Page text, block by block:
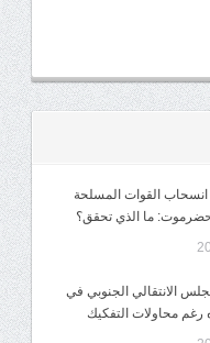
انسحاب القوات المسلحة
حضرموت: ما الذي تحقق؟
الانتقالي الجنوبي في
رغم محاولات التفكيك